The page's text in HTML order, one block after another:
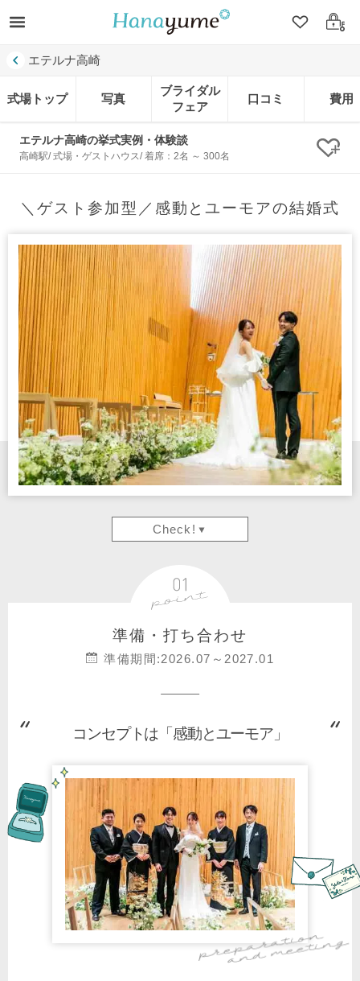
クリップ
ログ
エテルナ高崎
式場トップ 写真
ブライダル
フェア
口コミ 費用
エテルナ高崎の挙式実例・体験談
高崎駅/ 式場・ゲストハウス/ 着席：2名 ～ 300名 ク
＼ゲスト参加型／感動とユーモアの結婚式
Check!
準備・打ち合わせ
準備期間:2026.07～2027.01
コンセプトは「感動とユーモア」